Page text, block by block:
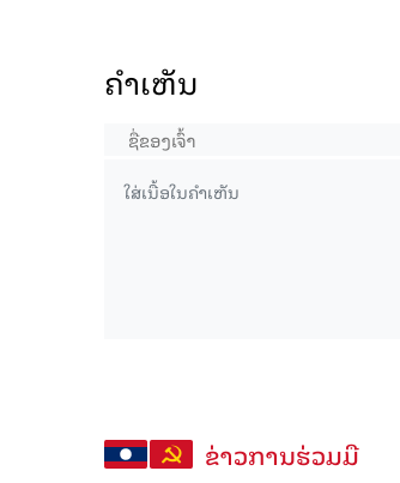
ຄໍາເຫັນ
ຂ່າວການຮ່ວມມື